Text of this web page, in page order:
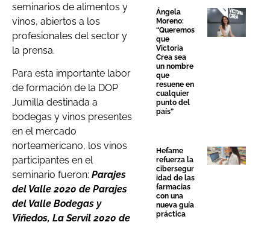
seminarios de alimentos y
vinos, abiertos a los
profesionales del sector y
la prensa.
Para esta importante labor
de formación de la DOP
Jumilla destinada a
bodegas y vinos presentes
en el mercado
norteamericano, los vinos
participantes en el
seminario fueron: Parajes
del Valle 2020 de Parajes
del Valle Bodegas y
Viñedos, La Servil 2020 de
Ángela
Moreno:
“Queremos
que
Victoria
Crea sea
un nombre
que
resuene en
cualquier
punto del
país”
Hefame
refuerza la
cibersegur
idad de las
farmacias
con una
nueva guía
práctica